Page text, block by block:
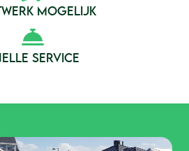
MOGELIJK
SERVICE